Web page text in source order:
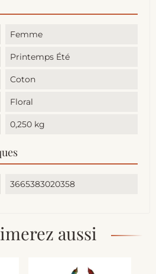
Femme
Printemps Été
Coton
Floral
0,250 kg
3665383020358
aussi